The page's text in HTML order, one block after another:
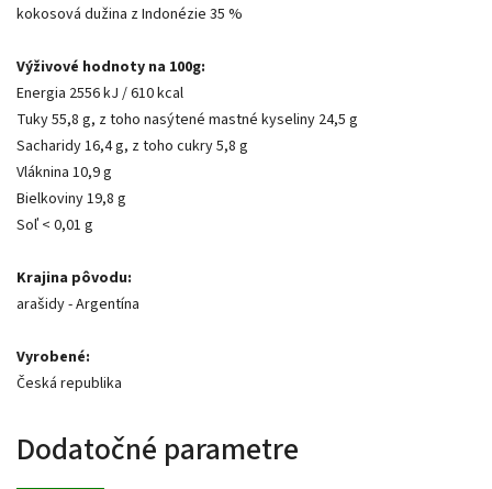
kokosová dužina z Indonézie 35 %
Výživové hodnoty na 100g:
Energia 2556 kJ / 610 kcal
Tuky 55,8 g, z toho nasýtené mastné kyseliny 24,5 g
Sacharidy 16,4 g, z toho cukry 5,8 g
Vláknina 10,9 g
Bielkoviny 19,8 g
Soľ < 0,01 g
Krajina pôvodu:
arašidy - Argentína
Vyrobené:
Česká republika
Dodatočné parametre